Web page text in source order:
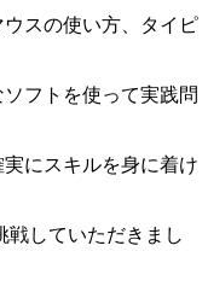
スの使い方、タイピ
フトを使って実践問
にスキルを身に着け
戦していただきまし